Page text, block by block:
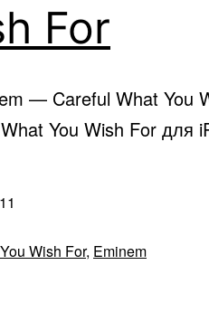
For
— Careful What You
You Wish For для
Wish For, Eminem